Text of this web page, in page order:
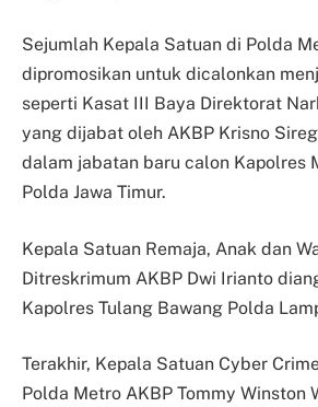
Sejumlah Kepala Satuan di Polda
dipromosikan untuk dicalonkan
seperti Kasat III Baya Direktorat
yang dijabat oleh AKBP Krisno
dalam jabatan baru calon Kapolres
Polda Jawa Timur.
Kepala Satuan Remaja, Anak dan
Ditreskrimum AKBP Dwi Irianto
Kapolres Tulang Bawang Polda
Terakhir, Kepala Satuan Cyber
Polda Metro AKBP Tommy Winston